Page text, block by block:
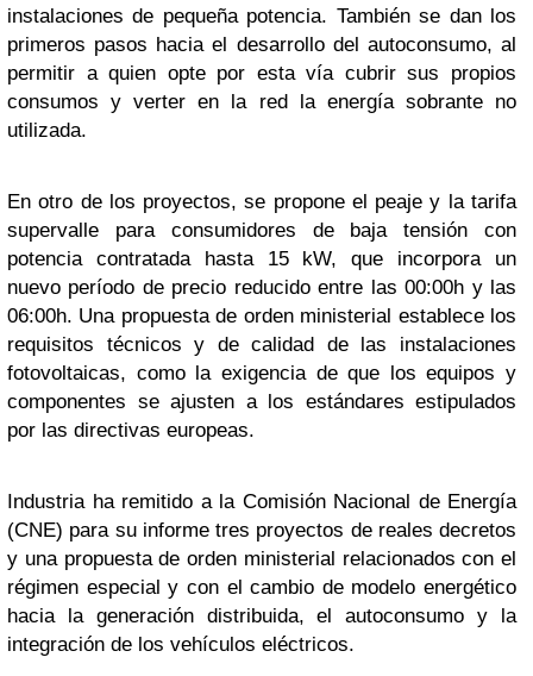
instalaciones de pequeña potencia. También se dan los
primeros pasos hacia el desarrollo del autoconsumo, al
permitir a quien opte por esta vía cubrir sus propios
consumos y verter en la red la energía sobrante no
utilizada.
En otro de los proyectos, se propone el peaje y la tarifa
supervalle para consumidores de baja tensión con
potencia contratada hasta 15 kW, que incorpora un
nuevo período de precio reducido entre las 00:00h y las
06:00h. Una propuesta de orden ministerial establece los
requisitos técnicos y de calidad de las instalaciones
fotovoltaicas, como la exigencia de que los equipos y
componentes se ajusten a los estándares estipulados
por las directivas europeas.
Industria ha remitido a la Comisión Nacional de Energía
(CNE) para su informe tres proyectos de reales decretos
y una propuesta de orden ministerial relacionados con el
régimen especial y con el cambio de modelo energético
hacia la generación distribuida, el autoconsumo y la
integración de los vehículos eléctricos.